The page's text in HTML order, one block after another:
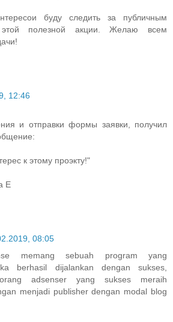
буду следить за публичным
этой полезной акции. Желаю всем
12:46
и отправки формы заявки, получил
к этому проэкту!"
Е
08:05
memang sebuah program yang
berhasil dijalankan dengan sukses,
adsenser yang sukses meraih
menjadi publisher dengan modal blog